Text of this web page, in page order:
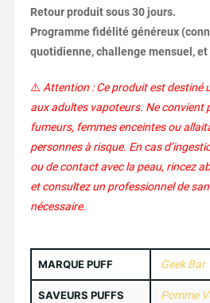
Retour produit sous 30 jours.
Programme fidélité généreux
quotidienne, challenge mensuel, et
⚠️ Attention : Ce produit est destiné
aux adultes vapoteurs. Ne convient
fumeurs, femmes enceintes ou
personnes à risque. En cas
ou de contact avec la peau, rincez
et consultez un professionnel de
nécessaire.
MARQUE PUFF Geek Bar
SAVEURS PUFFS Pomme